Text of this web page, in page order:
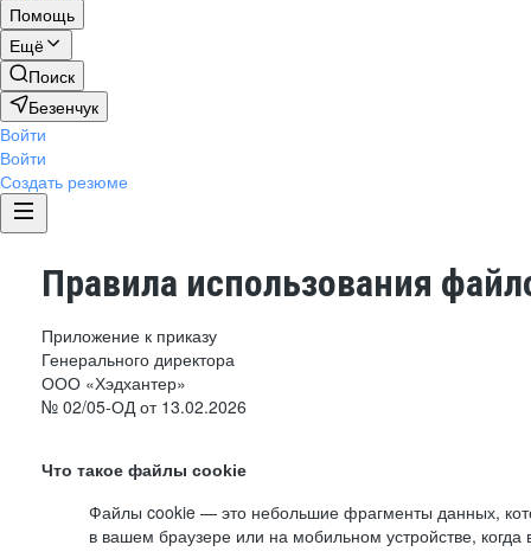
Помощь
Ещё
Поиск
Безенчук
Войти
Войти
Создать резюме
Правила использования
Приложение к приказу
Генерального директора
ООО «Хэдхантер»
№ 02/05-ОД от 13.02.2026
Что такое файлы cookie
Файлы cookie — это небольшие фрагменты данных,
в вашем браузере или на мобильном устройстве,